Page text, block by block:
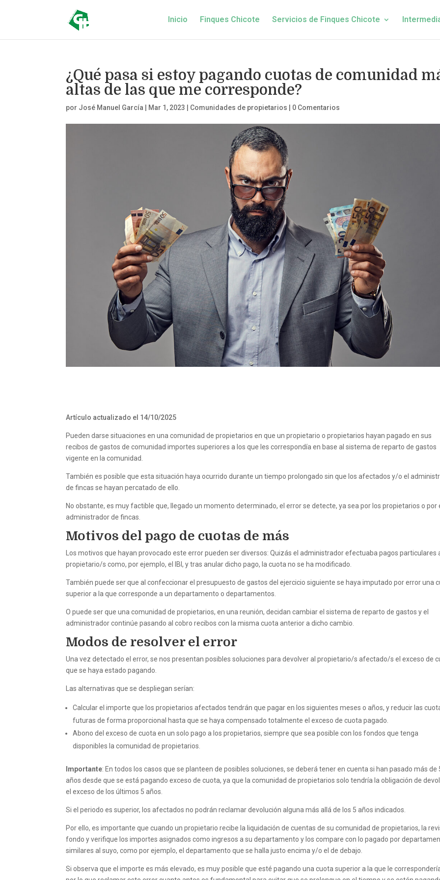
Inicio Finques Chicote Servicios de Finques Chicote
¿Qué pasa si estoy pagando cuotas de comunidad
altas de las que me corresponde?
por José Manuel García Mar 1, 2023 Comunidades de propietarios 0 Comentarios
Artículo actualizado el 14/10/2025
Pueden darse situaciones en una comunidad de propietarios en que un propietario o propietarios hayan pagado en sus
recibos de gastos de comunidad importes superiores a los que les correspondía en base al sistema de reparto de gastos
vigente en la comunidad.
También es posible que esta situación haya ocurrido durante un tiempo prolongado sin que los afectados y/o el
de fincas se hayan percatado de ello.
No obstante, es muy factible que, llegado un momento determinado, el error se detecte, ya sea por los propietarios o por
administrador de fincas.
Motivos del pago de cuotas de más
Los motivos que hayan provocado este error pueden ser diversos: Quizás el administrador efectuaba pagos particulares
propietario/s como, por ejemplo, el IBI, y tras anular dicho pago, la cuota no se ha modificado.
También puede ser que al confeccionar el presupuesto de gastos del ejercicio siguiente se haya imputado por error una
superior a la que corresponde a un departamento o departamentos.
O puede ser que una comunidad de propietarios, en una reunión, decidan cambiar el sistema de reparto de gastos y el
administrador continúe pasando al cobro recibos con la misma cuota anterior a dicho cambio.
Modos de resolver el error
Una vez detectado el error, se nos presentan posibles soluciones para devolver al propietario/s afectado/s el exceso de
que se haya estado pagando.
Las alternativas que se despliegan serían:
Calcular el importe que los propietarios afectados tendrán que pagar en los siguientes meses o años, y reducir las
futuras de forma proporcional hasta que se haya compensado totalmente el exceso de cuota pagado.
Abono del exceso de cuota en un solo pago a los propietarios, siempre que sea posible con los fondos que tenga
disponibles la comunidad de propietarios.
Importante: En todos los casos que se planteen de posibles soluciones, se deberá tener en cuenta si han pasado más de
años desde que se está pagando exceso de cuota, ya que la comunidad de propietarios solo tendría la obligación de
el exceso de los últimos 5 años.
Si el periodo es superior, los afectados no podrán reclamar devolución alguna más allá de los 5 años indicados.
Por ello, es importante que cuando un propietario recibe la liquidación de cuentas de su comunidad de propietarios, la
fondo y verifique los importes asignados como ingresos a su departamento y los compare con lo pagado por
similares al suyo, como por ejemplo, el departamento que se halla justo encima y/o el de debajo.
Si observa que el importe es más elevado, es muy posible que esté pagando una cuota superior a la que le